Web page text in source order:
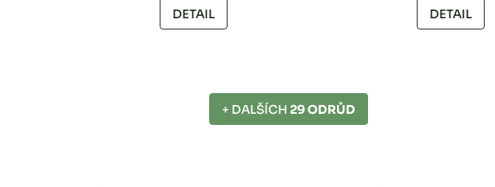
DETAIL DETAIL
+ DALŠÍCH 29 ODRŮD